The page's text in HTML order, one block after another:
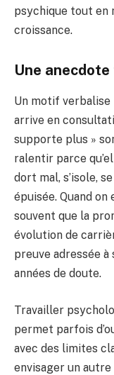
psychique tout en
croissance.
Une
Un motif verbalise
arrive en
supporte plus »
ralentir parce
dort mal, s’isole,
épuisée. Quand
souvent que la
évolution de
preuve adressée à
années de doute.
Travailler
permet parfois
avec des limites
envisager un